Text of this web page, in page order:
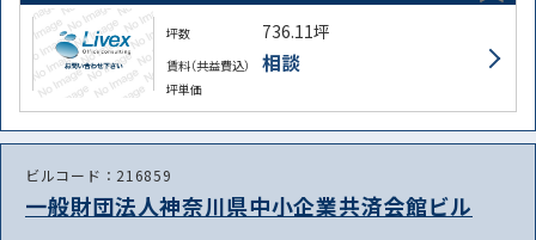
坪数 736.11坪
賃料（共益費込） 相談
坪単価
ビルコード：216859
一般財団法人神奈川県中小企業共済会館ビル